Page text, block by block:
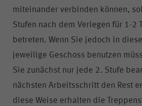
miteinander verbinden können,
Stufen nach dem Verlegen für 1-2
betreten. Wenn Sie jedoch in
jeweilige Geschoss benutzen
Sie zunächst nur jede 2. Stufe
nächsten Arbeitsschritt den Rest
diese Weise erhalten die